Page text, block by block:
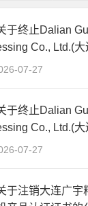
于终止Dalian
Co., Ltd.(
司)JAS有机产
07-27
于终止Dalian
Co., Ltd.(
司)JAS有机产
07-27
于注销大连广宇